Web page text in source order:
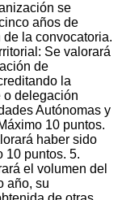
se
años de
la convocatoria.
Se valorará
de
la
o delegación
Autónomas y
10 puntos.
haber sido
10 puntos. 5.
el volumen del
año, su